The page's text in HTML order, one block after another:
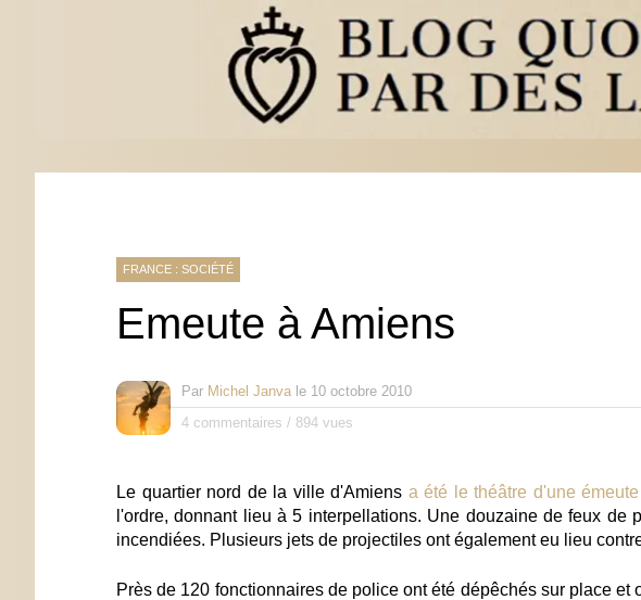
FRANCE : SOCIÉTÉ
Emeute à Amiens
Par Michel Janva le 10 octobre 2010
4 commentaires / 894 vues
Le quartier nord de la ville d'Amiens a été le théâtre d'une émeute
l'ordre, donnant lieu à 5 interpellations. Une douzaine de feux de
incendiées. Plusieurs jets de projectiles ont également eu lieu
Près de 120 fonctionnaires de police ont été dépêchés sur place